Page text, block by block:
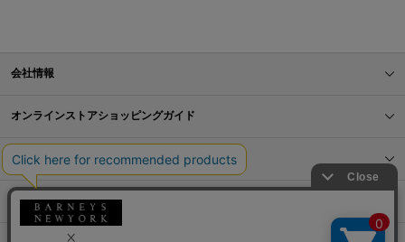
会社情報
オンラインストアショッピングガイド
店舗情報
サービス